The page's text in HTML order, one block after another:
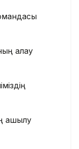
алау
ашылу